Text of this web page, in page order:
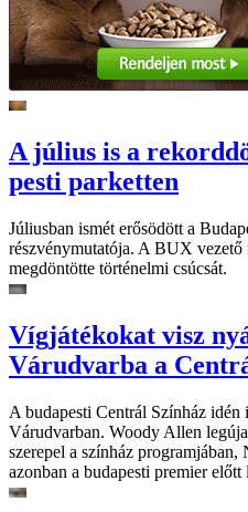
A július is a
pesti parketten
Júliusban ismét erősödött a
részvénymutatója. A BUX
megdöntötte történelmi csúcsát.
Vígjátékokat visz
Várudvarba a
A budapesti Centrál Színház
Várudvarban. Woody Allen
szerepel a színház
azonban a budapesti premier előtt